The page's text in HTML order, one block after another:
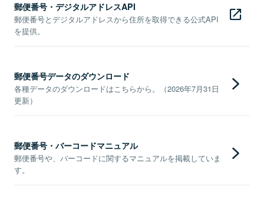
郵便番号・デジタルアドレスAPI
郵便番号とデジタルアドレスから住所を取得できる公式API
を提供。
郵便番号データのダウンロード
各種データのダウンロードはこちらから。（2026年7月31日
更新）
郵便番号・バーコードマニュアル
郵便番号や、バーコードに関するマニュアルを掲載していま
す。